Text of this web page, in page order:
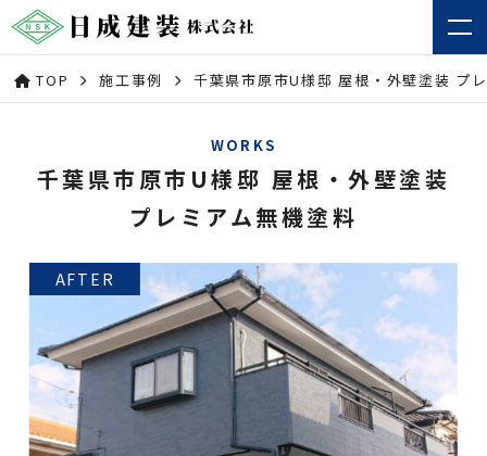
TOP 施工事例 千葉県市原市U様邸 屋根・外壁塗装 プ
WORKS
千葉県市原市U様邸 屋根・外壁塗装
プレミアム無機塗料